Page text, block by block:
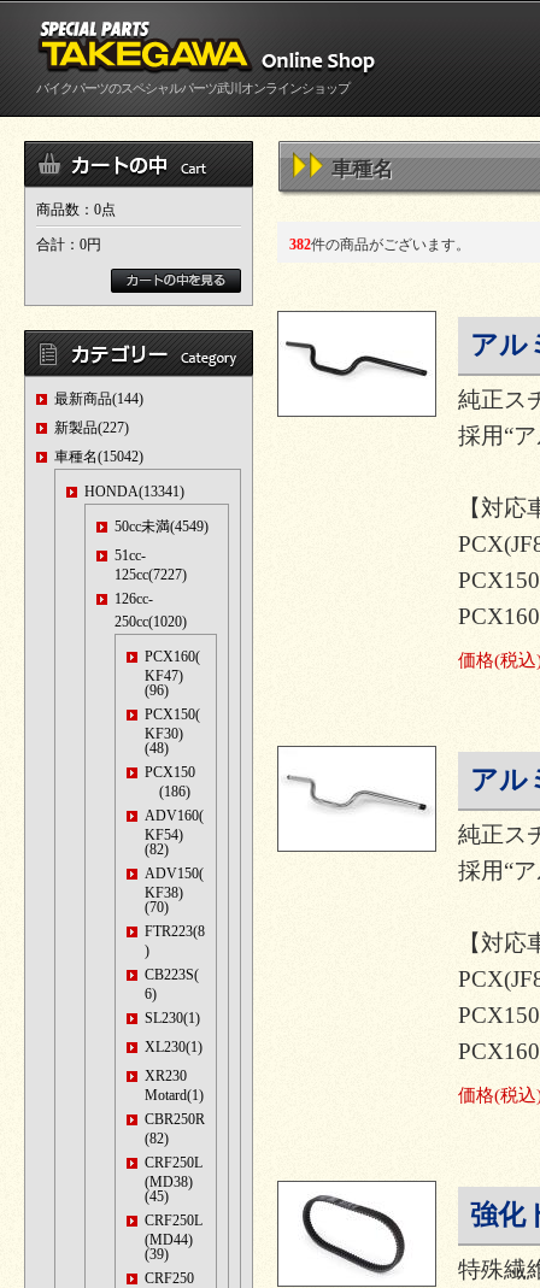
バイクパーツのスペシャルパーツ武川オンラインショップ
商品数：0点
合計： 0円
最新商品(144)
新製品(227)
車種名(15042)
HONDA(13341)
50cc未満(4549)
51cc-
125cc(7227)
126cc-
250cc(1020)
PCX160(
KF47)
(96)
PCX150(
KF30)
(48)
PCX150
(186)
ADV160(
KF54)
(82)
ADV150(
KF38)
(70)
FTR223(8
)
CB223S(
6)
SL230(1)
XL230(1)
XR230
Motard(1)
CBR250R
(82)
CRF250L
(MD38)
(45)
CRF250L
(MD44)
(39)
CRF250
車種名
382件の商品がございます。
アル
純正ス
採用“
【対応
価格(税込
アル
純正ス
採用“
【対応
価格(税込
強化
特殊繊